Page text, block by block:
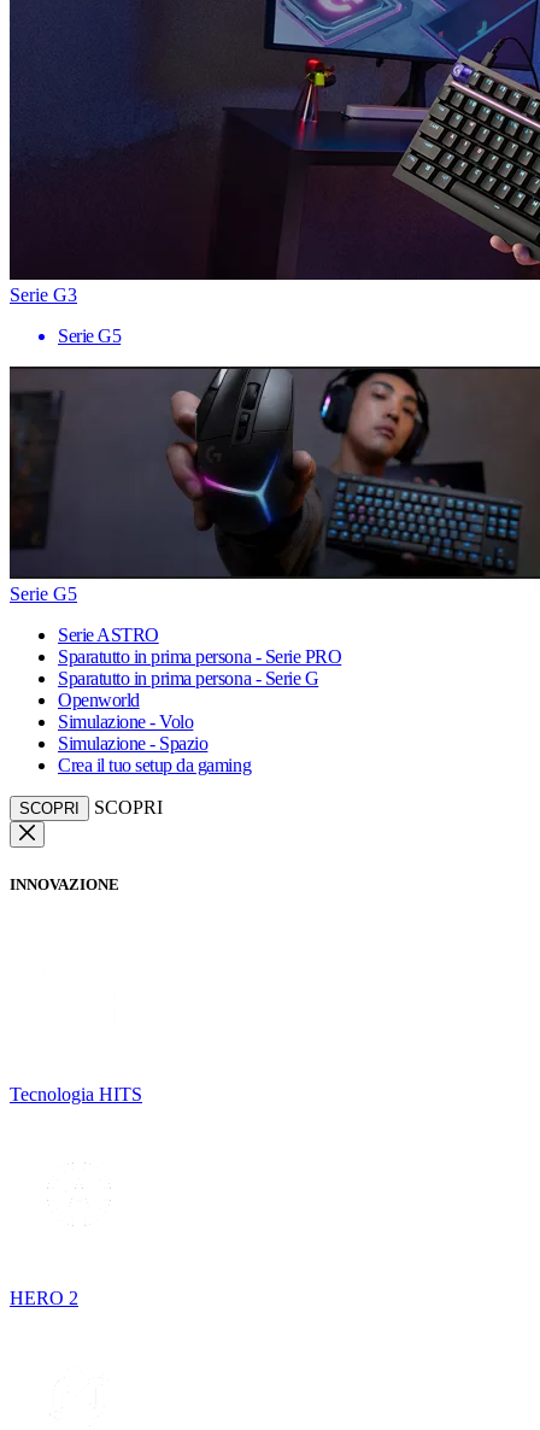
Serie G3
Serie G5
Serie G5
Serie ASTRO
Sparatutto in prima persona - Serie PRO
Sparatutto in prima persona - Serie G
Openworld
Simulazione - Volo
Simulazione - Spazio
Crea il tuo setup da gaming
SCOPRI SCOPRI
INNOVAZIONE
Tecnologia HITS
HERO 2